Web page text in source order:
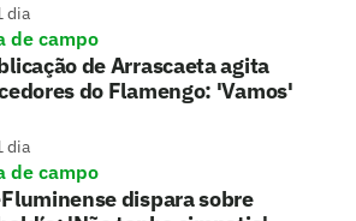
dia
de campo
de Arrascaeta agita
do Flamengo: 'Vamos'
dia
de campo
dispara sobre